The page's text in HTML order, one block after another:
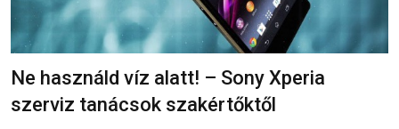
Ne használd víz alatt! – Sony Xperia
szerviz tanácsok szakértőktől